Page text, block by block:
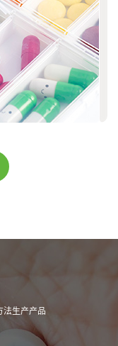
法生产产品